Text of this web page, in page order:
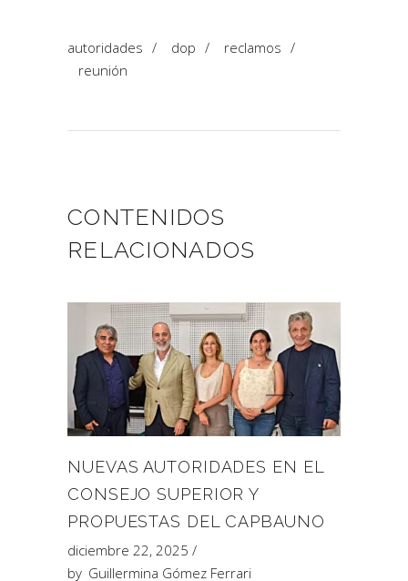
autoridades / dop / reclamos /
reunión
CONTENIDOS
RELACIONADOS
NUEVAS AUTORIDADES EN EL
CONSEJO SUPERIOR Y
PROPUESTAS DEL CAPBAUNO
diciembre 22, 2025
by Guillermina Gómez Ferrari